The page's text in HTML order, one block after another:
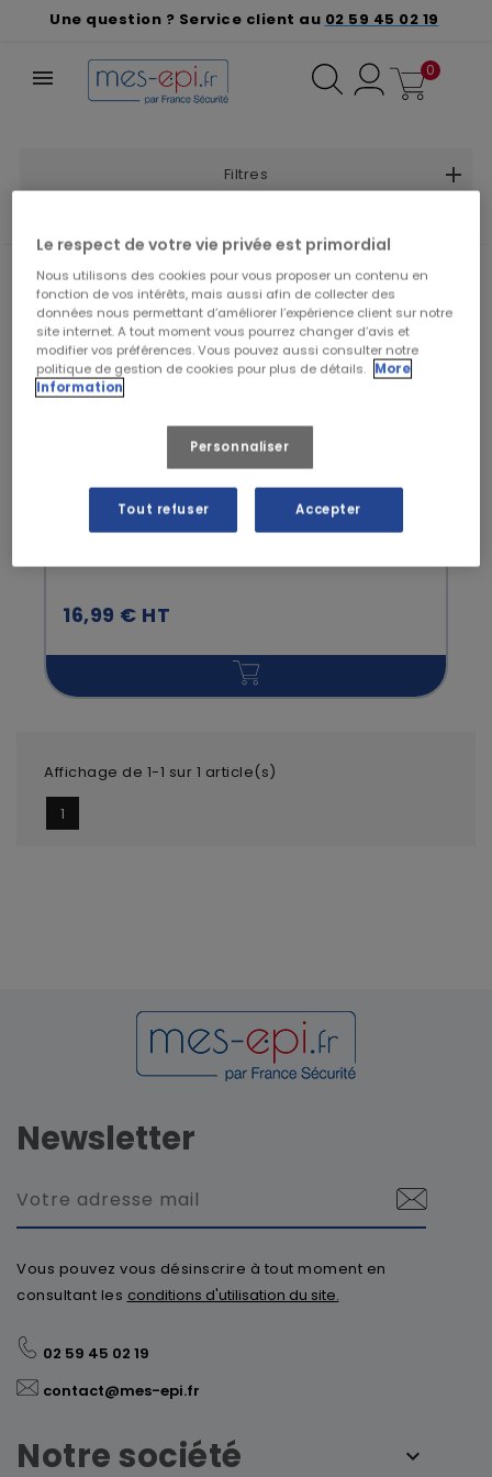
Une question ? Service client au 02 59 45 02 19
0
❮ ❯
Filtres
COMPAS
110 chiffons de friperie en coton tissé -
16,99 € HT
Affichage de 1-1 sur 1 article(s)
1
Newsletter
Vous pouvez vous désinscrire à tout moment en
consultant les conditions d'utilisation du site.
02 59 45 02 19
contact@mes-epi.fr
Notre société
Le respect de votre vie privée est primordial
Nous utilisons des cookies pour vous proposer un contenu en
fonction de vos intérêts, mais aussi afin de collecter des
données nous permettant d’améliorer l’expérience client sur notre
site internet. A tout moment vous pourrez changer d’avis et
modifier vos préférences. Vous pouvez aussi consulter notre
politique de gestion de cookies pour plus de détails. More
Information
Personnaliser
Tout refuser Accepter